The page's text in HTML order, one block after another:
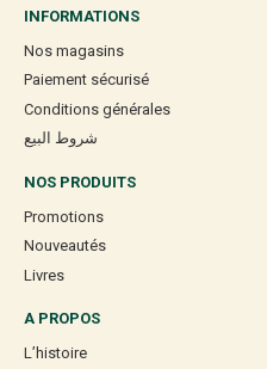
INFORMATIONS
Nos magasins
Paiement sécurisé
Conditions générales
شروط البيع
NOS PRODUITS
Promotions
Nouveautés
Livres
A PROPOS
L’histoire